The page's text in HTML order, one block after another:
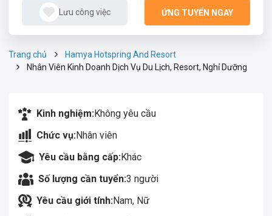
Lưu công việc ỨNG TUYỂN NGAY
Trang chủ
Hamya Hotspring And Resort
Nhân Viên Kinh Doanh Dịch Vụ Du Lịch, Resort, Nghỉ Dưỡng
Kinh nghiệm:Không yêu cầu
Chức vụ:Nhân viên
Yêu cầu bằng cấp:Khác
Số lượng cần tuyển:3 người
Yêu cầu giới tính:Nam, Nữ